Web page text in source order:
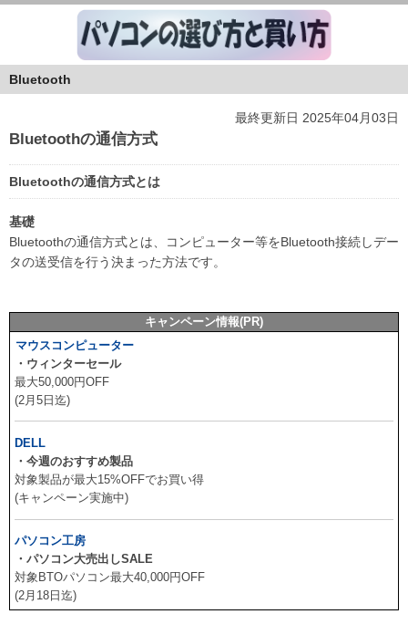
Bluetooth
最終更新日 2025年04月03日
Bluetoothの通信方式
Bluetoothの通信方式とは
基礎
Bluetoothの通信方式とは、コンピューター等をBluetooth接続しデー
タの送受信を行う決まった方法です。
キャンペーン情報(PR)
マウスコンピューター
・ウィンターセール
最大50,000円OFF
(2月5日迄)
DELL
・今週のおすすめ製品
対象製品が最大15%OFFでお買い得
(キャンペーン実施中)
パソコン工房
・パソコン大売出しSALE
対象BTOパソコン最大40,000円OFF
(2月18日迄)